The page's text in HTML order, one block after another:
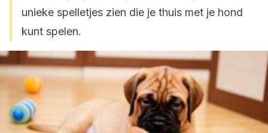
unieke spelletjes zien die je thuis met je hond
kunt spelen.